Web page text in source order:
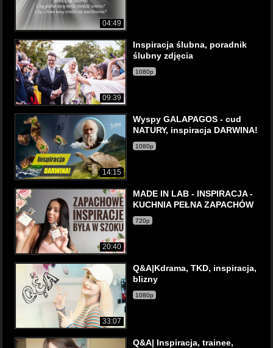
04:49
09:39
Inspiracja ślubna, poradnik
ślubny zdjęcia
1080p
14:15
Wyspy GALAPAGOS - cud
NATURY, inspiracja DARWINA!
1080p
20:40
MADE IN LAB - INSPIRACJA -
KUCHNIA PEŁNA ZAPACHÓW
720p
33:07
Q&A|Kdrama, TKD, inspiracja,
blizny
1080p
Q&A| Inspiracja, trainee,